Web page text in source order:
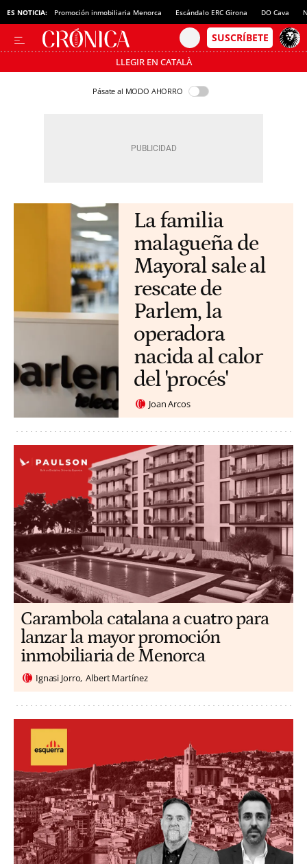
ES NOTICIA: Promoción inmobiliaria Menorca Escándalo ERC Girona DO Cava
LLEGIR EN CATALÀ
Pásate al MODO AHORRO
La familia
malagueña de
Mayoral sale al
rescate de
Parlem, la
operadora
nacida al calor
del 'procés'
Joan Arcos
Carambola catalana a cuatro para
lanzar la mayor promoción
inmobiliaria de Menorca
Ignasi Jorro Albert Martínez